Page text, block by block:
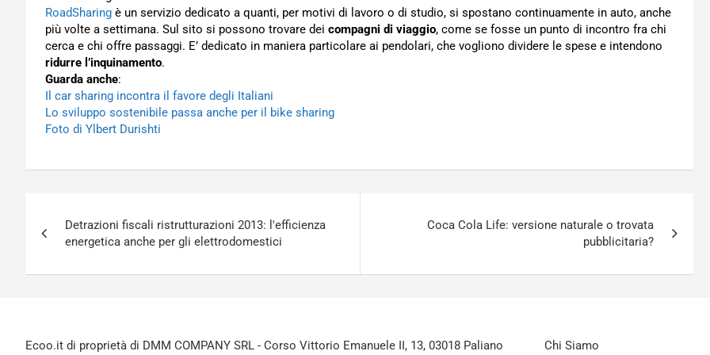
RoadSharing è un servizio dedicato a quanti, per motivi di lavoro o di studio, si spostano continuamente in auto, anche
più volte a settimana. Sul sito si possono trovare dei compagni di viaggio, come se fosse un punto di incontro fra chi
cerca e chi offre passaggi. E’ dedicato in maniera particolare ai pendolari, che vogliono dividere le spese e intendono
ridurre l’inquinamento.
Guarda anche:
Il car sharing incontra il favore degli Italiani
Lo sviluppo sostenibile passa anche per il bike sharing
Foto di Ylbert Durishti
articoli
Detrazioni fiscali ristrutturazioni 2013: l'efficienza
energetica anche per gli elettrodomestici
Coca Cola Life: versione naturale o trovata
pubblicitaria?
Ecoo.it di proprietà di DMM COMPANY SRL - Corso Vittorio Emanuele II, 13, 03018 Paliano Chi Siamo